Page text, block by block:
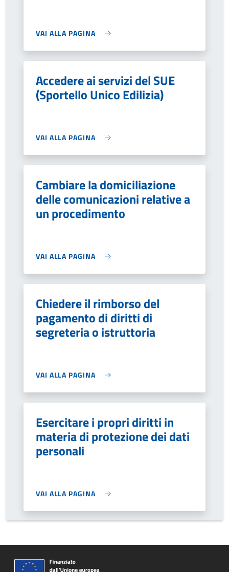
VAI ALLA PAGINA
Accedere ai servizi del SUE
(Sportello Unico Edilizia)
VAI ALLA PAGINA
Cambiare la domiciliazione
delle comunicazioni relative a
un procedimento
VAI ALLA PAGINA
Chiedere il rimborso del
pagamento di diritti di
segreteria o istruttoria
VAI ALLA PAGINA
Esercitare i propri diritti in
materia di protezione dei dati
personali
VAI ALLA PAGINA